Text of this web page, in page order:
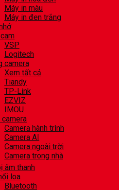
Máy in màu
Máy in đen trắng
VSP
Logitech
camera
Xem tất cả
Tiandy
TP-Link
EZVIZ
IMOU
Camera hành trình
Camera AI
Camera ngoài trời
Camera trong nhà
âm thanh
loa
Bluetooth